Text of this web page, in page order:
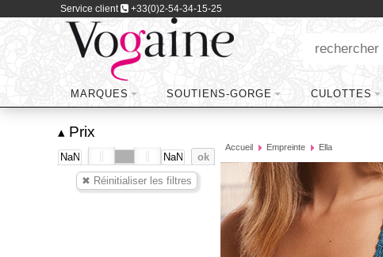
Service client +33(0)2-54-34-15-25
MARQUES SOUTIENS-GORGE CULOTTES
▴ Prix
Accueil Empreinte Ella